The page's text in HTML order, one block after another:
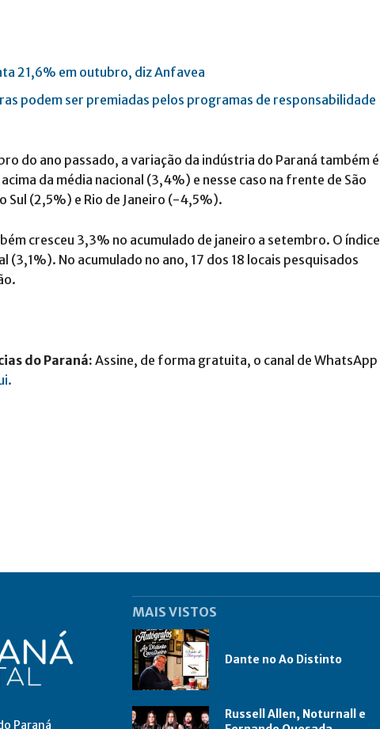
21,6% em outubro, diz Anfavea
podem ser premiadas pelos programas de responsabilidade
do ano passado, a variação da indústria do Paraná também é
da média nacional (3,4%) e nesse caso na frente de São
Sul (2,5%) e Rio de Janeiro (-4,5%).
cresceu 3,3% no acumulado de janeiro a setembro. O índice
(3,1%). No acumulado no ano, 17 dos 18 locais pesquisados
do Paraná: Assine, de forma gratuita, o canal de WhatsApp
Paraná
MAIS VISTOS
Dante no Ao Distinto
Russell Allen, Noturnall e